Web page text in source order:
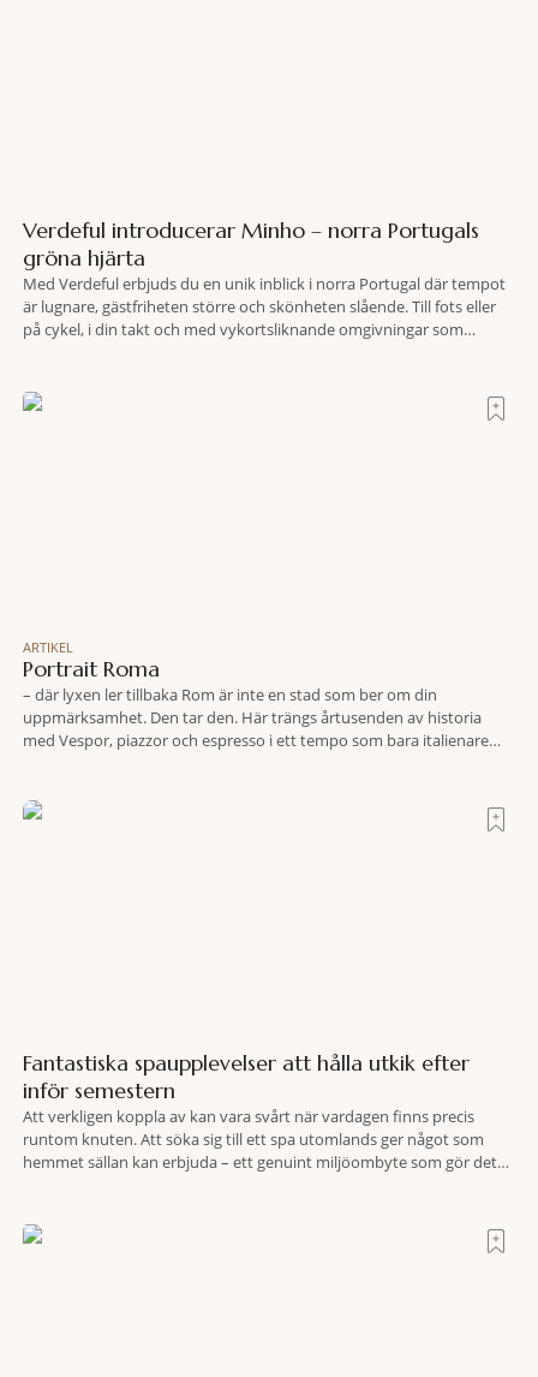
Verdeful introducerar Minho – norra Portugals
gröna hjärta
Med Verdeful erbjuds du en unik inblick i norra Portugal där tempot
är lugnare, gästfriheten större och skönheten slående. Till fots eller
på cykel, i din takt och med vykortsliknande omgivningar som
travel när det
ARTIKEL
Portrait Roma
– där lyxen ler tillbaka Rom är inte en stad som ber om din
uppmärksamhet. Den tar den. Här trängs årtusenden av historia
med Vespor, piazzor och espresso i ett tempo som bara italienare
Fantastiska spaupplevelser att hålla utkik efter
inför semestern
Att verkligen koppla av kan vara svårt när vardagen finns precis
runtom knuten. Att söka sig till ett spa utomlands ger något som
hemmet sällan kan erbjuda – ett genuint miljöombyte som gör det